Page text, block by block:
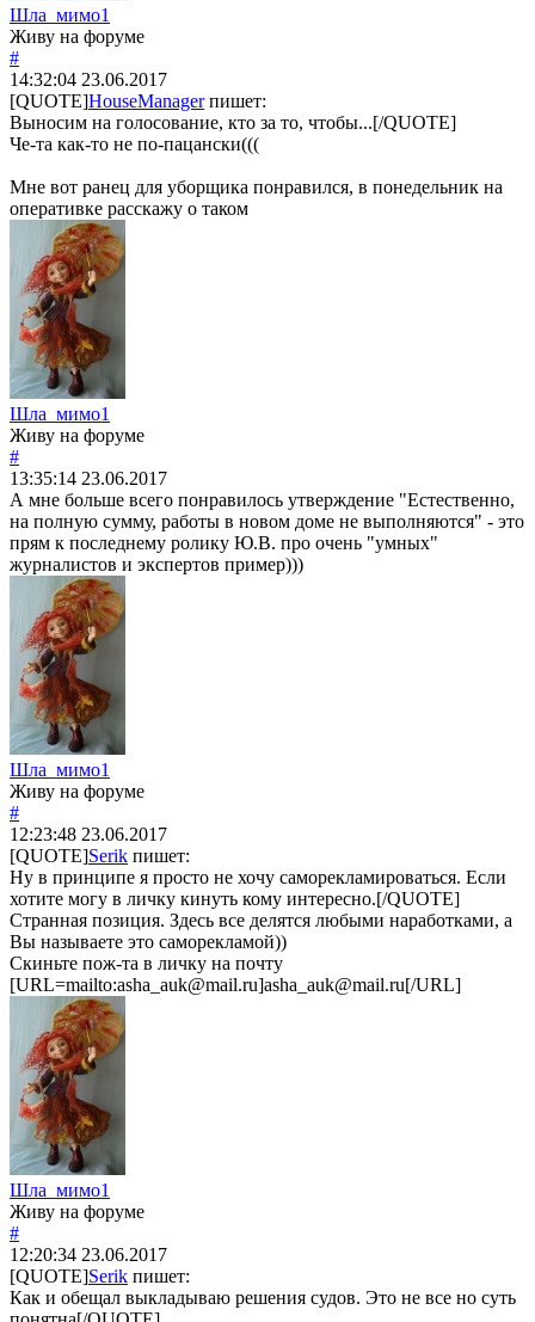
Шла_мимо1
Живу на форуме
#
14:32:04 23.06.2017
[QUOTE]HouseManagerпишет:
Выносим на голосование, кто за то, чтобы...[/QUOTE]
Че-та как-то не по-пацански(((
Мне вот ранец для уборщика понравился, в понедельник на
оперативке расскажу о таком
Шла_мимо1
Живу на форуме
#
13:35:14 23.06.2017
А мне больше всего понравилось утверждение "Естественно,
на полную сумму, работы в новом доме не выполняются" - это
прям к последнему ролику Ю.В. про очень "умных"
журналистов и экспертов пример)))
Шла_мимо1
Живу на форуме
#
12:23:48 23.06.2017
[QUOTE]Serik пишет:
Ну в принципе я просто не хочу саморекламироваться. Если
хотите могу в личку кинуть кому интересно.[/QUOTE]
Странная позиция. Здесь все делятся любыми наработками, а
Вы называете это саморекламой))
Скиньте пож-та в личку на почту
[URL=mailto:asha_auk@mail.ru]asha_auk@mail.ru[/URL]
Шла_мимо1
Живу на форуме
#
12:20:34 23.06.2017
[QUOTE]Serik пишет:
Как и обещал выкладываю решения судов. Это не все но суть